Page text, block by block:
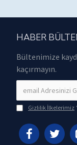
HABER
Bültenimize
kaçırmayın.
Gizlilik İlkelerimiz